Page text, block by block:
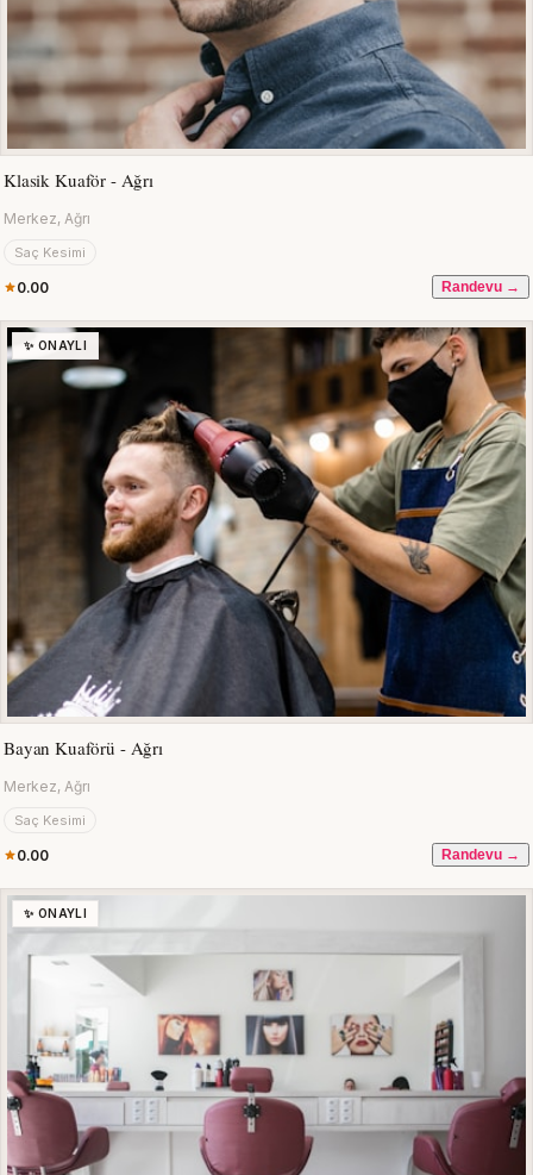
Klasik Kuaför - Ağrı
Merkez, Ağrı
Saç Kesimi
0.00 Randevu →
✨ ONAYLI
Bayan Kuaförü - Ağrı
Merkez, Ağrı
Saç Kesimi
0.00 Randevu →
✨ ONAYLI